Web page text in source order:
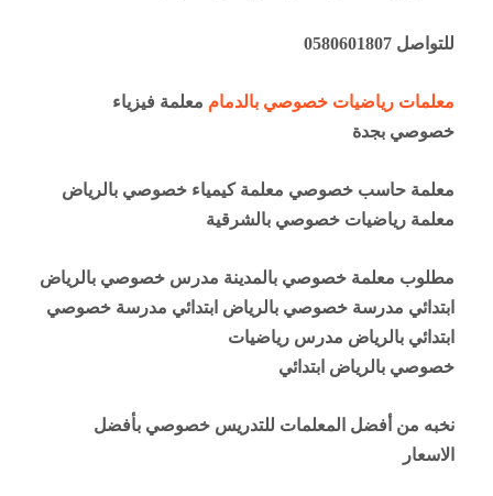
للتواصل 0580601807
معلمات رياضيات خصوصي بالدمام معلمة فيزياء
خصوصي بجدة
معلمة حاسب خصوصي معلمة كيمياء خصوصي بالرياض
معلمة رياضيات خصوصي بالشرقية
مطلوب معلمة خصوصي بالمدينة مدرس خصوصي بالرياض
ابتدائي مدرسة خصوصي بالرياض ابتدائي مدرسة خصوصي
ابتدائي بالرياض مدرس رياضيات
خصوصي بالرياض ابتدائي
نخبه من أفضل المعلمات للتدريس خصوصي بأفضل
الاسعار